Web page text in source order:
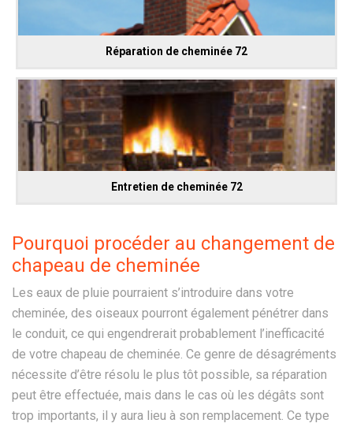
Réparation de cheminée 72
Entretien de cheminée 72
Pourquoi procéder au changement de
chapeau de cheminée
Les eaux de pluie pourraient s’introduire dans votre
cheminée, des oiseaux pourront également pénétrer dans
le conduit, ce qui engendrerait probablement l’inefficacité
de votre chapeau de cheminée. Ce genre de désagréments
nécessite d’être résolu le plus tôt possible, sa réparation
peut être effectuée, mais dans le cas où les dégâts sont
trop importants, il y aura lieu à son remplacement. Ce type